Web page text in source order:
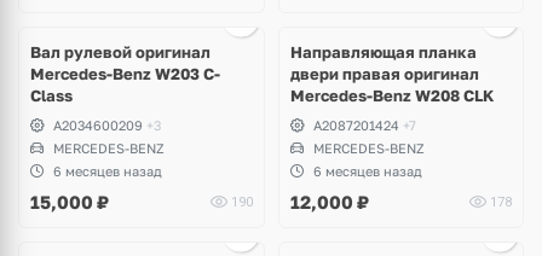
Вал рулевой оригинал
Mercedes-Benz W203 C-
Class
A2034600209 +3
MERCEDES-BENZ
6 месяцев назад
15,000 ₽ 190
Направляющая планка
двери правая оригинал
Mercedes-Benz W208 CLK
A2087201424 +7
MERCEDES-BENZ
6 месяцев назад
12,000 ₽ 178